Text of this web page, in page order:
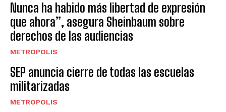
Nunca ha habido más libertad de expresión
que ahora”, asegura Sheinbaum sobre
derechos de las audiencias
METROPOLIS
SEP anuncia cierre de todas las escuelas
militarizadas
METROPOLIS